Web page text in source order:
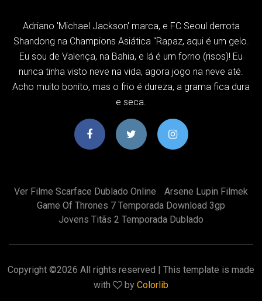
Adriano 'Michael Jackson' marca, e FC Seoul derrota
Shandong na Champions Asiática "Rapaz, aqui é um gelo.
Eu sou de Valença, na Bahia, e lá é um forno (risos)! Eu
nunca tinha visto neve na vida, agora jogo na neve até.
Acho muito bonito, mas o frio é dureza, a grama fica dura
e seca.
Ver Filme Scarface Dublado Online
Arsene Lupin Filmek
Game Of Thrones 7 Temporada Download 3gp
Jovens Titãs 2 Temporada Dublado
Copyright ©2026 All rights reserved | This template is made
with
by Colorlib